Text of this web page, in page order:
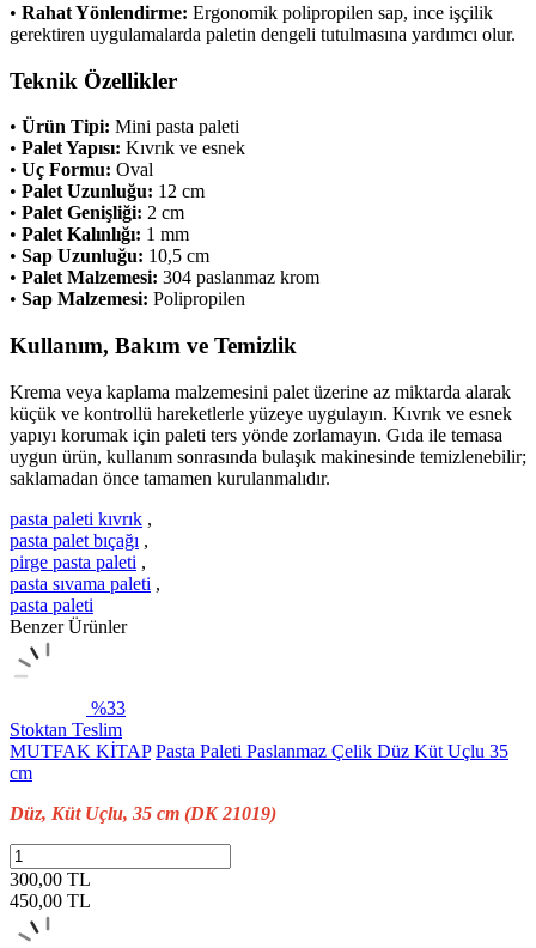
• Rahat Yönlendirme: Ergonomik polipropilen sap, ince işçilik
gerektiren uygulamalarda paletin dengeli tutulmasına yardımcı olur.
Teknik Özellikler
• Ürün Tipi: Mini pasta paleti
• Palet Yapısı: Kıvrık ve esnek
• Uç Formu: Oval
• Palet Uzunluğu: 12 cm
• Palet Genişliği: 2 cm
• Palet Kalınlığı: 1 mm
• Sap Uzunluğu: 10,5 cm
• Palet Malzemesi: 304 paslanmaz krom
• Sap Malzemesi: Polipropilen
Kullanım, Bakım ve Temizlik
Krema veya kaplama malzemesini palet üzerine az miktarda alarak
küçük ve kontrollü hareketlerle yüzeye uygulayın. Kıvrık ve esnek
yapıyı korumak için paleti ters yönde zorlamayın. Gıda ile temasa
uygun ürün, kullanım sonrasında bulaşık makinesinde temizlenebilir;
saklamadan önce tamamen kurulanmalıdır.
pasta paleti kıvrık ,
pasta palet bıçağı ,
pirge pasta paleti ,
pasta sıvama paleti ,
pasta paleti
Benzer Ürünler
%33
Stoktan Teslim
MUTFAK KİTAP Pasta Paleti Paslanmaz Çelik Düz Küt Uçlu 35
cm
Düz, Küt Uçlu, 35 cm (DK 21019)
300,00 TL
450,00 TL